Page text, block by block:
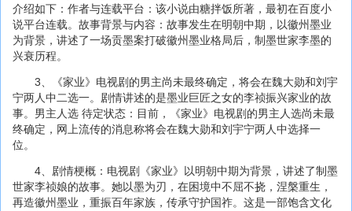
介绍如下：作者与连载平台：该小说由糖拌饭所著，最初在百度小
说平台连载。故事背景与内容：故事发生在明朝中期，以徽州墨业
为背景，讲述了一场贡墨案打破徽州墨业格局后，制墨世家李墨的
兴衰历程。
3、《家业》电视剧的男主尚未最终确定，将会在魏大勋和刘宇
宁两人中二选一。剧情讲述的是墨业巨匠之女的李祯振兴家业的故
事。男主人选 待定状态：目前，《家业》电视剧的男主人选尚未最
终确定，网上流传的消息称将会在魏大勋和刘宇宁两人中选择一
位。
4、剧情梗概：电视剧《家业》以明朝中期为背景，讲述了制墨
世家李祯娘的故事。她以墨为刃，在困境中不屈不挠，涅槃重生，
再造徽州墨业，重振百年家族，传承守护国祚。这是一部饱含文化